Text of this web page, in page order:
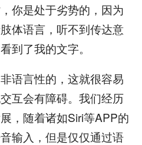
是处于劣势的，因为
体语言，听不到传达意
到了我的文字。
言性的，这就很容易
互会有障碍。我们经历
，随着诸如Siri等APP的
输入，但是仅仅通过语